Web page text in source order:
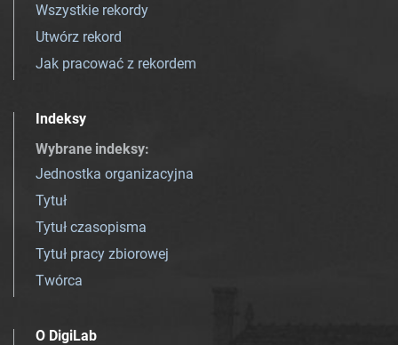
Wszystkie rekordy
Utwórz rekord
Jak pracować z rekordem
Indeksy
Wybrane indeksy:
Jednostka organizacyjna
Tytuł
Tytuł czasopisma
Tytuł pracy zbiorowej
Twórca
O DigiLab